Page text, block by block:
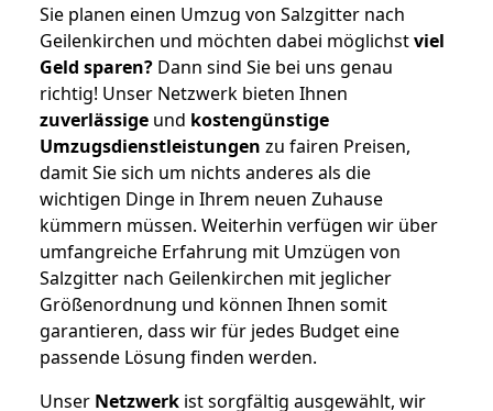
Sie planen einen Umzug von Salzgitter nach
Geilenkirchen und möchten dabei möglichstviel
Geld sparen? Dann sind Sie bei uns genau
richtig! Unser Netzwerk bieten Ihnen
zuverlässige und kostengünstige
Umzugsdienstleistungen zu fairen Preisen,
damit Sie sich um nichts anderes als die
wichtigen Dinge in Ihrem neuen Zuhause
kümmern müssen. Weiterhin verfügen wir über
umfangreiche Erfahrung mit Umzügen von
Salzgitter nach Geilenkirchen mit jeglicher
Größenordnung und können Ihnen somit
garantieren, dass wir für jedes Budget eine
passende Lösung finden werden.
Unser Netzwerk ist sorgfältig ausgewählt, wir